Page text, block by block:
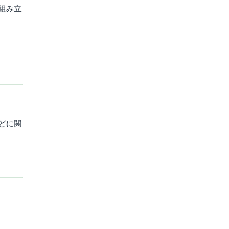
み立
に関